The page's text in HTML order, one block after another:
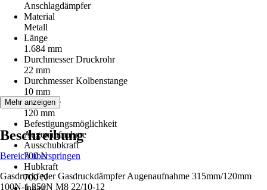
Anschlagdämpfer
Material
Metall
Länge
1.684 mm
Durchmesser Druckrohr
22 mm
Durchmesser Kolbenstange
10 mm
Hublänge
120 mm
Befestigungsmöglichkeit
Augenaufnahme
Ausschubkraft
700 N
Hubkraft
700 N
Inhalt
Mehr anzeigen
Beschreibung
Bereich überspringen
Gasdruckfeder Gasdruckdämpfer Augenaufnahme 315mm/120mm
100N-1.250N M8 22/10-12